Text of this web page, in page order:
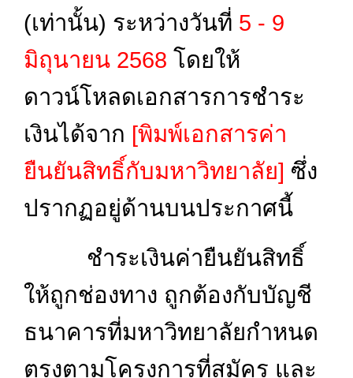
(เท่านั้น) ระหว่างวันที่ 5 - 9
มิถุนายน 2568 โดยให้
ดาวน์โหลดเอกสารการชำระ
เงินได้จาก [พิมพ์เอกสารค่า
ยืนยันสิทธิ์กับมหาวิทยาลัย] ซึ่ง
ปรากฏอยู่ด้านบนประกาศนี้
ชำระเงินค่ายืนยันสิทธิ์
ให้ถูกช่องทาง ถูกต้องกับบัญชี
ธนาคารที่มหาวิทยาลัยกำหนด
ตรงตามโครงการที่สมัคร และ